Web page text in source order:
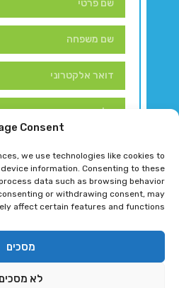
Consent
we use technologies like cookies to
information. Consenting to these
data such as browsing behavior
or withdrawing consent, may
affect certain features and functions.
מסכים
לא מסכים